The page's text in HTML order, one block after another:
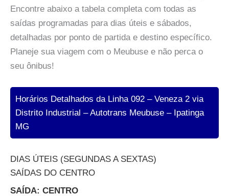
Encontre abaixo a tabela completa com todas as
saídas programadas para dias úteis e sábados,
detalhadas por ponto de partida e destino específico.
Planeje sua viagem com o Meubuse e não perca o
seu ônibus!
Horários Detalhados da Linha 092 – Veneza 2 via
Distrito Industrial – Autotrans Meubuse – Ipatinga
MG
DIAS ÚTEIS (SEGUNDAS A SEXTAS)
SAÍDAS DO CENTRO
SAÍDA: CENTRO